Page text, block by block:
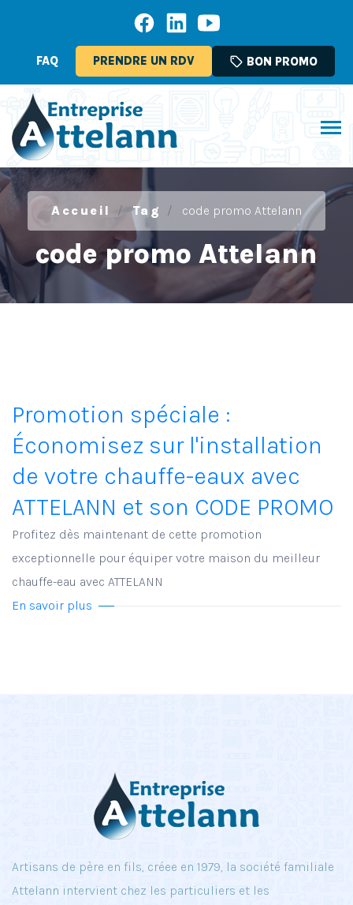
FAQ PRENDRE UN RDV sell BON PROMO
Accueil Tag code promo Attelann
code promo Attelann
Promotion spéciale :
Économisez sur l'installation
de votre chauffe-eaux avec
ATTELANN et son CODE PROMO
Profitez dès maintenant de cette promotion
exceptionnelle pour équiper votre maison du meilleur
chauffe-eau avec ATTELANN
En savoir plus
Artisans de père en fils, créee en 1979, la société familiale
Attelann intervient chez les particuliers et les